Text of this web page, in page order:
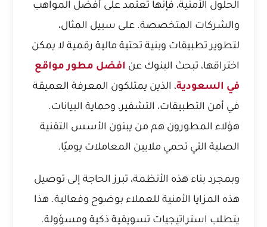
الحلول الأمنية، فإنها تعتمد على أفضل المواهب
والشركات المتخصصة. على سبيل المثال،
لتطوير تطبيقات وبنية تحتية مالية رقمية لا يمكن
اختراقها، تبحث البنوك عن افضل مطور مواقع
في السعودية، الذين يمتلكون المعرفة العميقة
في أمن التطبيقات، التشفير، وحماية البيانات.
هؤلاء المطورون هم من يبنون الأسس التقنية
الصلبة التي تحمي ملايين المعاملات يوميًا.
وبمجرد بناء هذه الأنظمة، تبرز الحاجة إلى توصيل
هذه المزايا الأمنية للعملاء بوضوح وفعالية. هذا
يتطلب استراتيجيات تسويقية ذكية ومسؤولة.